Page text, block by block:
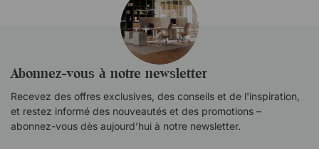
Abonnez-vous à notre newsletter
Recevez des offres exclusives, des conseils et de l'inspiration,
et restez informé des nouveautés et des promotions –
abonnez-vous dès aujourd’hui à notre newsletter.